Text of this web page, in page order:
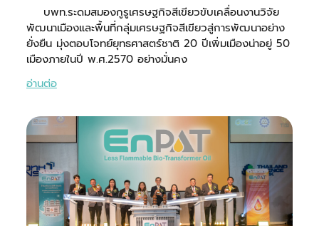
บพท.ระดมสมองกูรูเศรษฐกิจสีเขียวขับเคลื่อนงานวิจัย
พัฒนาเมืองและพื้นที่กลุ่มเศรษฐกิจสีเขียวสู่การพัฒนาอย่าง
ยั่งยืน มุ่งตอบโจทย์ยุทธศาสตร์ชาติ 20 ปีเพิ่มเมืองน่าอยู่ 50
เมืองภายในปี พ.ศ.2570 อย่างมั่นคง
อ่านต่อ